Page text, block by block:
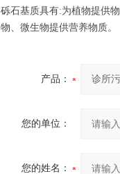
砾石基质具有:为植物提供
物、微生物提供营养物质。
产品：
您的单位：
您的姓名：